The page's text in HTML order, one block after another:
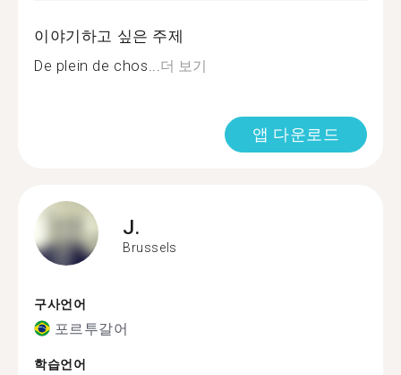
이야기하고 싶은 주제
De plein de chos...더 보기
앱 다운로드
J.
Brussels
구사언어
포르투갈어
학습언어